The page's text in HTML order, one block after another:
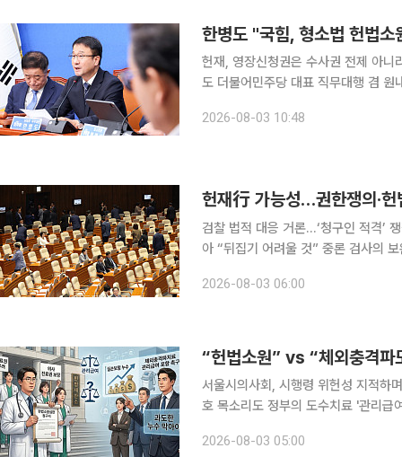
헌재, 영장신청권은 수사권 전제 아니
도 더불어민주당 대표 직무대행 겸 원
다. 한 직무대행은 3일 오전 서울 여
2026-08-03 10:48
헌재行 가능성…권한쟁의‧
검찰 법적 대응 거론…‘청구인 적격’
아 “뒤집기 어려울 것” 중론 검사의 보완수사권을 폐지하는 형사소송법 개정안이 국회를 통과하면
청구가 우선 거론되는 가운데 헌법소
2026-08-03 06:00
서울시의사회, 시행령 위헌성 지적하
호 목소리도 정부의 도수치료 '관리급여' 적용을 둘러싼 의료계와 보험업계의 갈등이 법정 싸움으로
려 풍선효과가 나타나는 체외충격파
2026-08-03 05:00